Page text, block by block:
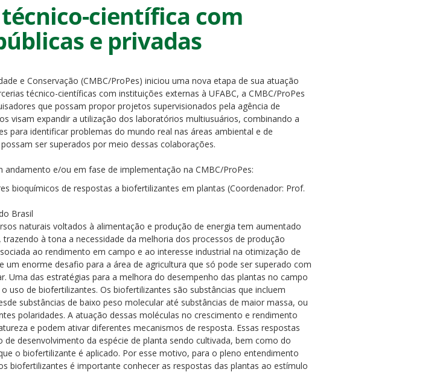
científica com
e privadas
e Conservação (CMBC/ProPes) iniciou uma nova etapa de sua atuação
técnico-científicas com instituições externas à UFABC, a CMBC/ProPes
que possam propor projetos supervisionados pela agência de
visam expandir a utilização dos laboratórios multiusuários, combinando a
para identificar problemas do mundo real nas áreas ambiental e de
ser superados por meio dessas colaborações.
e/ou em fase de implementação na CMBC/ProPes:
bioquímicos de respostas a biofertilizantes em plantas (Coordenador: Prof.
Brasil
naturais voltados à alimentação e produção de energia tem aumentado
à tona a necessidade da melhoria dos processos de produção
ao rendimento em campo e ao interesse industrial na otimização de
um enorme desafio para a área de agricultura que só pode ser superado com
Uma das estratégias para a melhora do desempenho das plantas no campo
uso de biofertilizantes. Os biofertilizantes são substâncias que incluem
substâncias de baixo peso molecular até substâncias de maior massa, ou
polaridades. A atuação dessas moléculas no crescimento e rendimento
e podem ativar diferentes mecanismos de resposta. Essas respostas
desenvolvimento da espécie de planta sendo cultivada, bem como do
o biofertilizante é aplicado. Por esse motivo, para o pleno entendimento
biofertilizantes é importante conhecer as respostas das plantas ao estímulo